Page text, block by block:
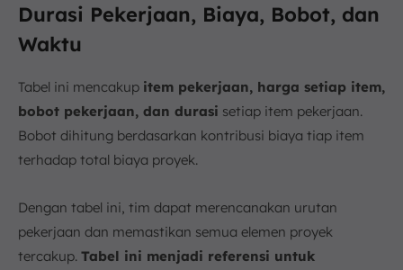
Durasi Pekerjaan, Biaya, Bobot, dan
Waktu
Tabel ini mencakup item pekerjaan, harga setiap item,
bobot pekerjaan, dan durasi setiap item pekerjaan.
Bobot dihitung berdasarkan kontribusi biaya tiap item
terhadap total biaya proyek.
Dengan tabel ini, tim dapat merencanakan urutan
pekerjaan dan memastikan semua elemen proyek
tercakup. Tabel ini menjadi referensi untuk